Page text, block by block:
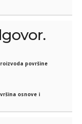
površine
osnove i